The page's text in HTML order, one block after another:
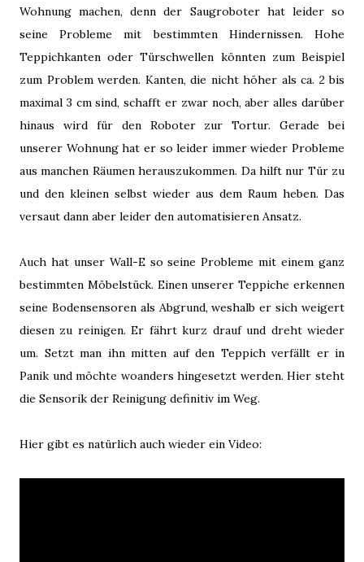
Wohnung machen, denn der Saugroboter hat leider so
seine Probleme mit bestimmten Hindernissen. Hohe
Teppichkanten oder Türschwellen könnten zum Beispiel
zum Problem werden. Kanten, die nicht höher als ca. 2 bis
maximal 3 cm sind, schafft er zwar noch, aber alles darüber
hinaus wird für den Roboter zur Tortur. Gerade bei
unserer Wohnung hat er so leider immer wieder Probleme
aus manchen Räumen herauszukommen. Da hilft nur Tür zu
und den kleinen selbst wieder aus dem Raum heben. Das
versaut dann aber leider den automatisieren Ansatz.
Auch hat unser Wall-E so seine Probleme mit einem ganz
bestimmten Möbelstück. Einen unserer Teppiche erkennen
seine Bodensensoren als Abgrund, weshalb er sich weigert
diesen zu reinigen. Er fährt kurz drauf und dreht wieder
um. Setzt man ihn mitten auf den Teppich verfällt er in
Panik und möchte woanders hingesetzt werden. Hier steht
die Sensorik der Reinigung definitiv im Weg.
Hier gibt es natürlich auch wieder ein Video: